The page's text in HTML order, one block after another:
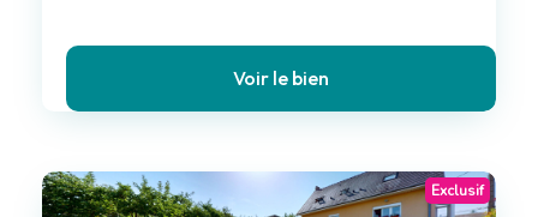
Voir le bien
Exclusif